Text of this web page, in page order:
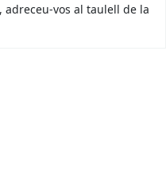
vos al taulell de la